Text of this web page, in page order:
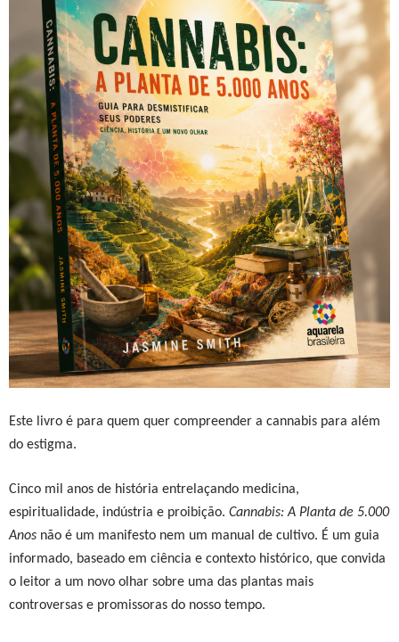
Este livro é para quem quer compreender a cannabis para além
do estigma.
Cinco mil anos de história entrelaçando medicina,
espiritualidade, indústria e proibição. Cannabis: A Planta de 5.000
Anos não é um manifesto nem um manual de cultivo. É um guia
informado, baseado em ciência e contexto histórico, que convida
o leitor a um novo olhar sobre uma das plantas mais
controversas e promissoras do nosso tempo.